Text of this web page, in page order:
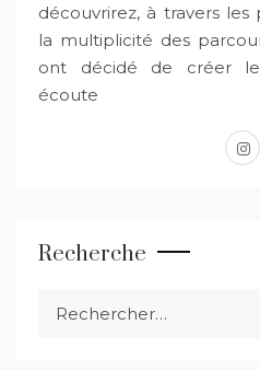
découvrirez, à travers les
la multiplicité des
ont décidé de créer
écoute
Recherche